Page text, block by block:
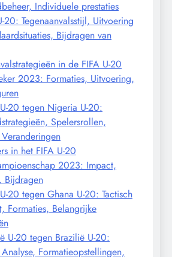
Individuele prestaties
20: Tegenaanvalsstijl, Uitvoering
Bijdragen van
in de FIFA U-20
2023: Formaties, Uitvoering,
20 tegen Nigeria U-20:
Spelersrollen,
Veranderingen
in het FIFA U-20
2023: Impact,
Bijdragen
20 tegen Ghana U-20: Tactisch
Formaties, Belangrijke
U-20 tegen Brazilië U-20:
Analyse, Formatieopstellingen,